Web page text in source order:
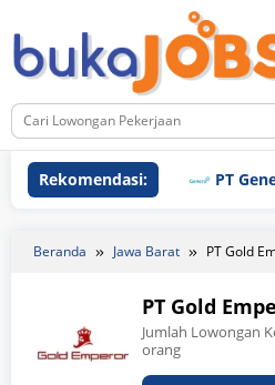
ke
konten
Rekomendasi: PT Genero
Beranda Jawa Barat PT Gold
PT Gold
Jumlah Lowongan
orang